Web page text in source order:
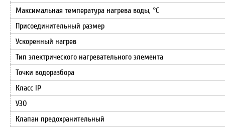
Максимальная температура нагрева воды, °С
Присоединительный размер
Ускоренный нагрев
Тип электрического нагревательного элемента
Точки водоразбора
Класс IP
УЗО
Клапан предохранительный